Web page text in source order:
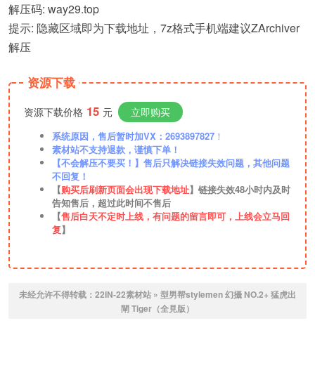
解压码: way29.top
提示: 隐藏区域即为下载地址，7z格式手机端建议ZArchiver
解压
资源下载
资源下载价格 15 元 立即购买
系统原因，售后暂时加VX：2693897827 ！
素材站不支持退款，谨慎下单！
【不会解压不要买！】售后只解决链接失效问题，其他问题
不回复！
【购买后刷新页面会出现下载地址】链接失效48小时内及时
告知售后，超过此时间不售后
【售后白天不定时上线，有问题的留言即可，上线会立马回
复】
未经允许不得转载： 22IN-22素材站 » 型男帮stylemen 幻攝 NO.2+ 猛虎出
閘 Tiger（全見版）